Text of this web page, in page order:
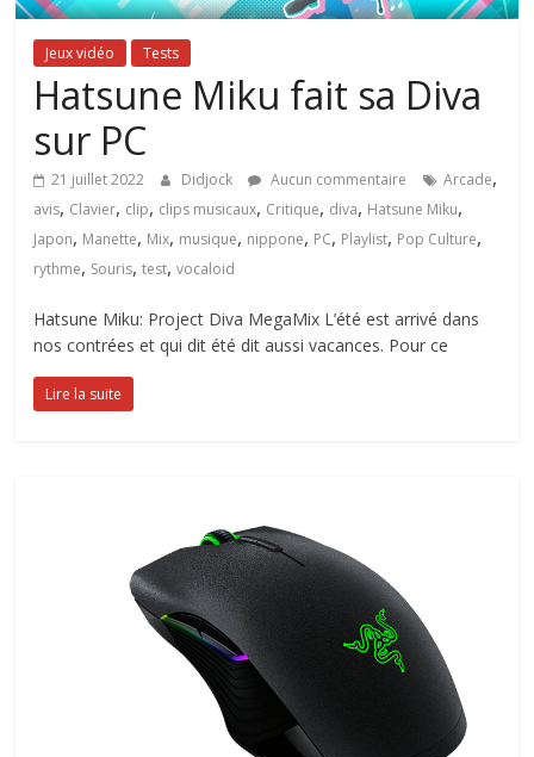
Jeux vidéo Tests
Hatsune Miku fait sa Diva
sur PC
21 juillet 2022 Didjock Aucun commentaire Arcade,
avis, Clavier, clip, clips musicaux, Critique, diva, Hatsune Miku,
Japon, Manette, Mix, musique, nippone, PC, Playlist, Pop Culture,
rythme, Souris,test,vocaloid
Hatsune Miku: Project Diva MegaMix L’été est arrivé dans
nos contrées et qui dit été dit aussi vacances. Pour ce
Lire la suite